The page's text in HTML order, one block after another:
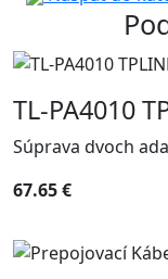
TL-PA4010
Súprava dvoch
67.65 €